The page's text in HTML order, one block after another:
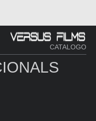
CATALOGO